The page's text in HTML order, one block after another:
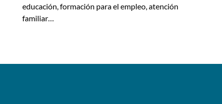
educación, formación para el empleo, atención
familiar…